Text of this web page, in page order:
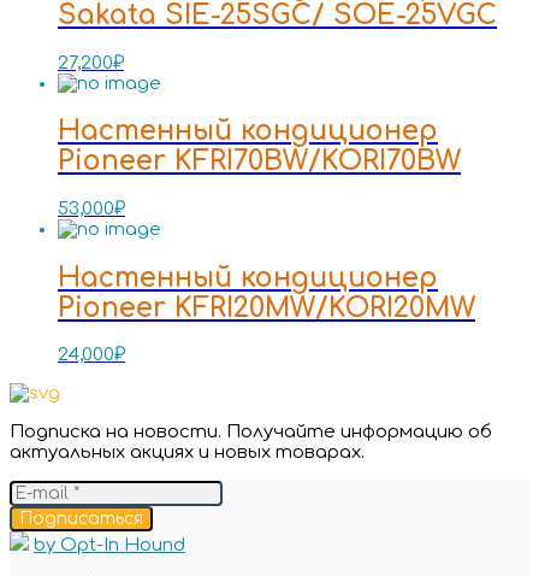
Sakata SIE-25SGC/ SOE-25VGC
27,200₽
Настенный кондиционер
Pioneer KFRI70BW/KORI70BW
53,000₽
Настенный кондиционер
Pioneer KFRI20MW/KORI20MW
24,000₽
Подписка на новости. Получайте информацию об
актуальных акциях и новых товарах.
Подписаться
by Opt-In Hound